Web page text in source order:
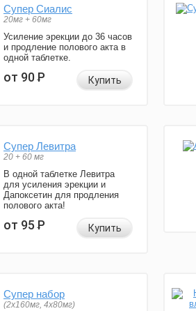
Супер Сиалис
20мг + 60мг
Усиление эрекции до 36 часов
и продление полового акта в
одной таблетке.
от 90Р Купить
Супер Левитра
20 + 60 мг
В одной таблетке Левитра
для усиления эрекции и
Дапоксетин для продления
полового акта!
от 95Р Купить
Супер набор
(2х160мг, 4х80мг)